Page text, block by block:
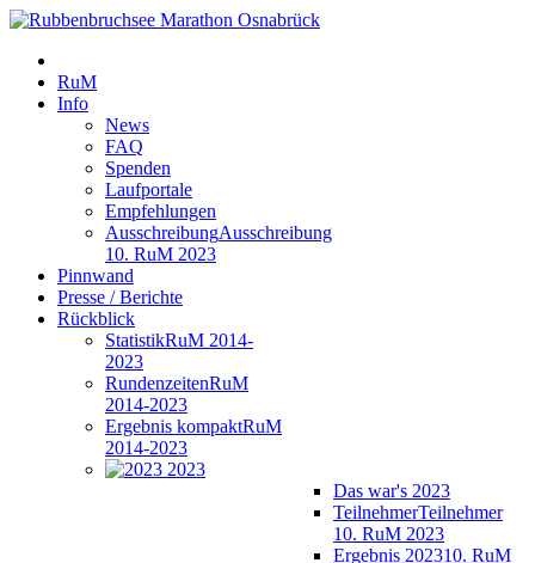
RuM
Info
News
FAQ
Spenden
Laufportale
Empfehlungen
AusschreibungAusschreibung
10. RuM 2023
Pinnwand
Presse / Berichte
Rückblick
StatistikRuM 2014-
2023
RundenzeitenRuM
2014-2023
Ergebnis kompaktRuM
2014-2023
2023
Das war's 2023
TeilnehmerTeilnehmer
10. RuM 2023
Ergebnis 202310. RuM